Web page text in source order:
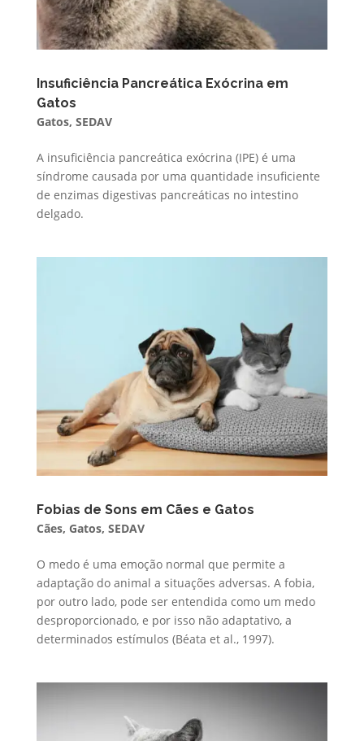
Insuficiência Pancreática Exócrina em
Gatos
Gatos, SEDAV
A insuficiência pancreática exócrina (IPE) é uma
síndrome causada por uma quantidade insuficiente
de enzimas digestivas pancreáticas no intestino
delgado.
Fobias de Sons em Cães e Gatos
Cães, Gatos, SEDAV
O medo é uma emoção normal que permite a
adaptação do animal a situações adversas. A fobia,
por outro lado, pode ser entendida como um medo
desproporcionado, e por isso não adaptativo, a
determinados estímulos (Béata et al., 1997).